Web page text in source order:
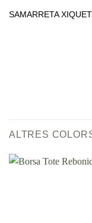
SAMARRETA
ALTRES